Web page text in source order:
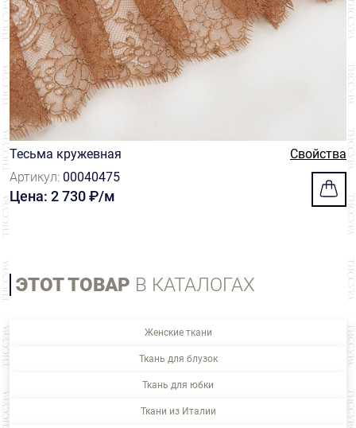
Тесьма кружевная
Свойства
Артикул: 00040475
Цена: 2 730 ₽/м
ЭТОТ ТОВАР В КАТАЛОГАХ
Женские ткани
Ткань для блузок
Ткань для юбки
Ткани из Италии